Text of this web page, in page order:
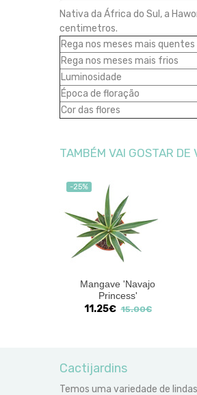
Nativa da África do Sul, a
centimetros.
Rega nos meses mais quentes
Rega nos meses mais frios
Luminosidade
Época de floração
Cor das flores
TAMBÉM VAI GOSTAR DE
-25%
Mangave 'Navajo
Princess'
11.25€ 15.00€
Cactijardins
Temos uma variedade de